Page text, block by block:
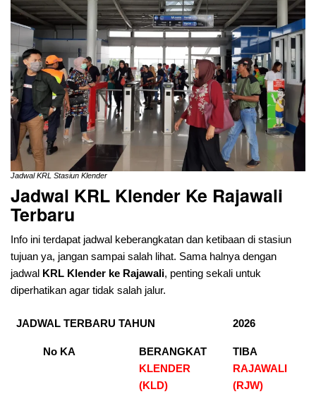
Jadwal KRL Stasiun Klender
Jadwal KRL Klender Ke Rajawali
Terbaru
Info ini terdapat jadwal keberangkatan dan ketibaan di stasiun
tujuan ya, jangan sampai salah lihat. Sama halnya dengan
jadwal KRL Klender ke Rajawali, penting sekali untuk
diperhatikan agar tidak salah jalur.
JADWAL TERBARU TAHUN 2026
No KA
BERANGKAT
KLENDER
(KLD)
TIBA
RAJAWALI
(RJW)